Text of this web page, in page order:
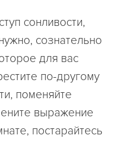
сонливости,
сознательно
для вас
по-другому
поменяйте
выражение
постарайтесь